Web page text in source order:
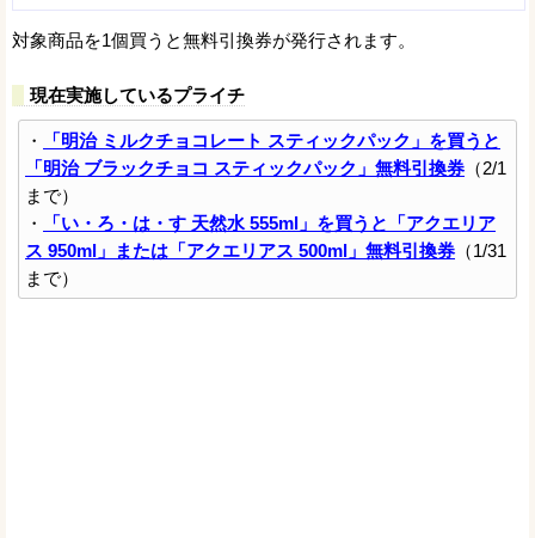
対象商品を1個買うと無料引換券が発行されます。
現在実施しているプライチ
・
「明治 ミルクチョコレート スティックパック」を買うと
「明治 ブラックチョコ スティックパック」無料引換券 （2/1
まで）
・
「い・ろ・は・す 天然水 555ml」を買うと「アクエリア
ス 950ml」または「アクエリアス 500ml」無料引換券 （1/31
まで）